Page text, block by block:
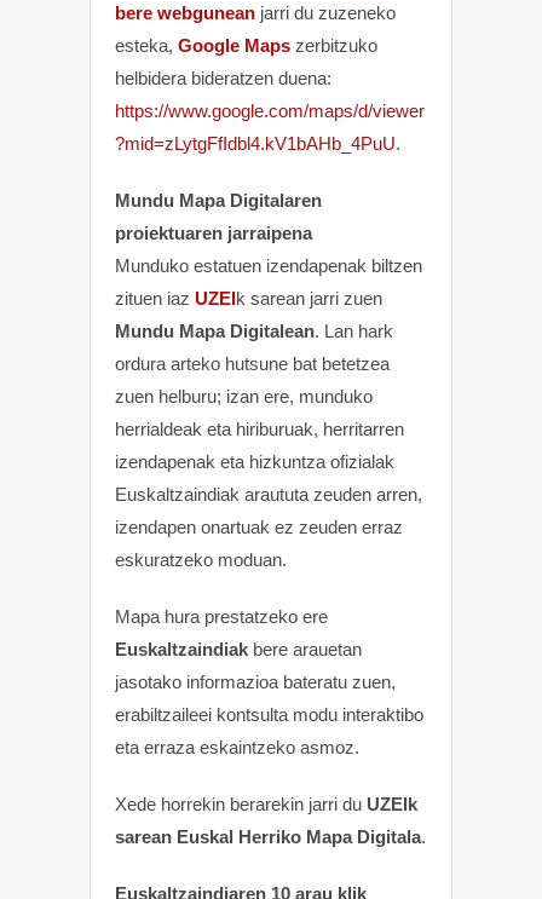
bere webgunean jarri du zuzeneko
esteka, Google Maps zerbitzuko
helbidera bideratzen duena:
https://www.google.com/maps/d/viewer
?mid=zLytgFfIdbl4.kV1bAHb_4PuU.
Mundu Mapa Digitalaren
proiektuaren jarraipena
Munduko estatuen izendapenak biltzen
zituen iaz UZEIk sarean jarri zuen
Mundu Mapa Digitalean. Lan hark
ordura arteko hutsune bat betetzea
zuen helburu; izan ere, munduko
herrialdeak eta hiriburuak, herritarren
izendapenak eta hizkuntza ofizialak
Euskaltzaindiak araututa zeuden arren,
izendapen onartuak ez zeuden erraz
eskuratzeko moduan.
Mapa hura prestatzeko ere
Euskaltzaindiak bere arauetan
jasotako informazioa bateratu zuen,
erabiltzaileei kontsulta modu interaktibo
eta erraza eskaintzeko asmoz.
Xede horrekin berarekin jarri du UZEIk
sarean Euskal Herriko Mapa Digitala.
Euskaltzaindiaren 10 arau klik